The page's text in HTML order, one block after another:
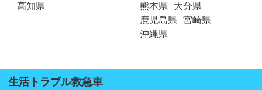
高知県
熊本県
大分県
鹿児島県
宮崎県
沖縄県
生活トラブル救急車